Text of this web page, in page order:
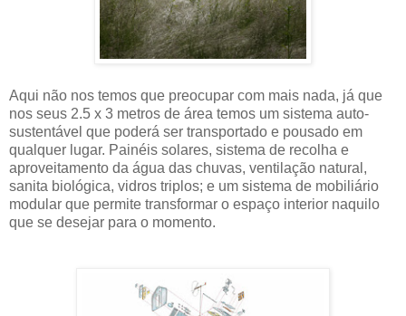
Aqui não nos temos que preocupar com mais nada, já que
nos seus 2.5 x 3 metros de área temos um sistema auto-
sustentável que poderá ser transportado e pousado em
qualquer lugar. Painéis solares, sistema de recolha e
aproveitamento da água das chuvas, ventilação natural,
sanita biológica, vidros triplos; e um sistema de mobiliário
modular que permite transformar o espaço interior naquilo
que se desejar para o momento.